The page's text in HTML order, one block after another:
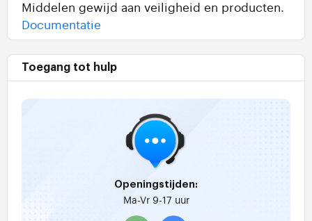
Middelen gewijd aan veiligheid en producten.
Documentatie
Toegang tot hulp
Openingstijden:
Ma-Vr 9-17 uur